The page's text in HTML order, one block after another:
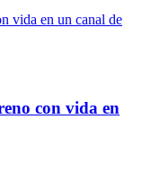
con vida en